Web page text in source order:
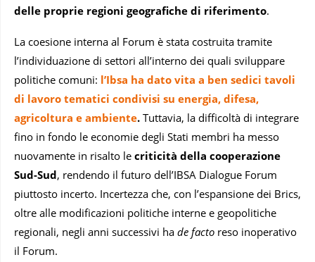
delle proprie regioni geografiche di riferimento.
La coesione interna al Forum è stata costruita tramite
l’individuazione di settori all’interno dei quali sviluppare
politiche comuni: l’Ibsa ha dato vita a ben sedici tavoli
di lavoro tematici condivisi su energia, difesa,
agricoltura e ambiente. Tuttavia, la difficoltà di integrare
fino in fondo le economie degli Stati membri ha messo
nuovamente in risalto le criticità della cooperazione
Sud-Sud, rendendo il futuro dell’IBSA Dialogue Forum
piuttosto incerto. Incertezza che, con l’espansione dei Brics,
oltre alle modificazioni politiche interne e geopolitiche
regionali, negli anni successivi ha de facto reso inoperativo
il Forum.